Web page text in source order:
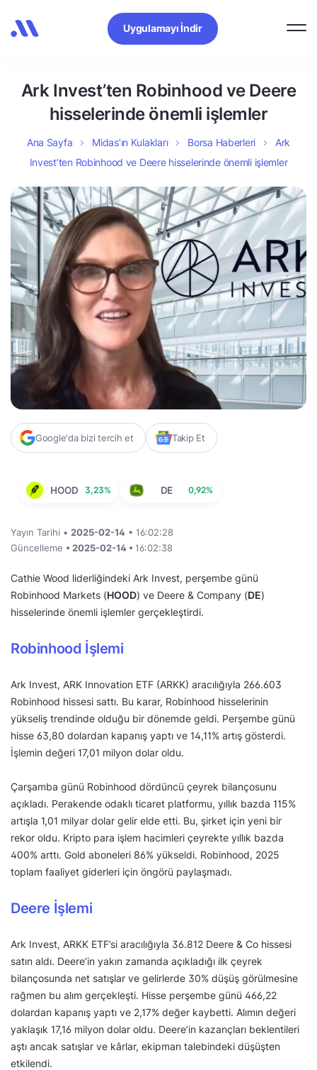
Uygulamayı İndir
Ark Invest’ten Robinhood ve Deere
hisselerinde önemli işlemler
Ana Sayfa Midas’ın Kulakları Borsa Haberleri
Ark
Invest’ten Robinhood ve Deere hisselerinde önemli işlemler
Google'da bizi tercih et Takip Et
HOOD 3,23% DE 0,92%
Yayın Tarihi • 2025-02-14 • 16:02:28
Güncelleme • 2025-02-14 • 16:02:38
Cathie Wood liderliğindeki Ark Invest, perşembe günü
Robinhood Markets (HOOD) ve Deere & Company (DE)
hisselerinde önemli işlemler gerçekleştirdi.
Robinhood İşlemi
Ark Invest, ARK Innovation ETF (ARKK) aracılığıyla 266.603
Robinhood hissesi sattı. Bu karar, Robinhood hisselerinin
yükseliş trendinde olduğu bir dönemde geldi. Perşembe günü
hisse 63,80 dolardan kapanış yaptı ve 14,11% artış gösterdi.
İşlemin değeri 17,01 milyon dolar oldu.
Çarşamba günü Robinhood dördüncü çeyrek bilançosunu
açıkladı. Perakende odaklı ticaret platformu, yıllık bazda 115%
artışla 1,01 milyar dolar gelir elde etti. Bu, şirket için yeni bir
rekor oldu. Kripto para işlem hacimleri çeyrekte yıllık bazda
400% arttı. Gold aboneleri 86% yükseldi. Robinhood, 2025
toplam faaliyet giderleri için öngörü paylaşmadı.
Deere İşlemi
Ark Invest, ARKK ETF’si aracılığıyla 36.812 Deere & Co hissesi
satın aldı. Deere’in yakın zamanda açıkladığı ilk çeyrek
bilançosunda net satışlar ve gelirlerde 30% düşüş görülmesine
rağmen bu alım gerçekleşti. Hisse perşembe günü 466,22
dolardan kapanış yaptı ve 2,17% değer kaybetti. Alımın değeri
yaklaşık 17,16 milyon dolar oldu. Deere’in kazançları beklentileri
aştı ancak satışlar ve kârlar, ekipman talebindeki düşüşten
etkilendi.